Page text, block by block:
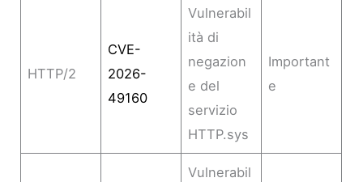
HTTP/2
CVE-
2026-
49160
Vulnerabil
ità di
negazion
e del
servizio
HTTP.sys
Important
e
Vulnerabil